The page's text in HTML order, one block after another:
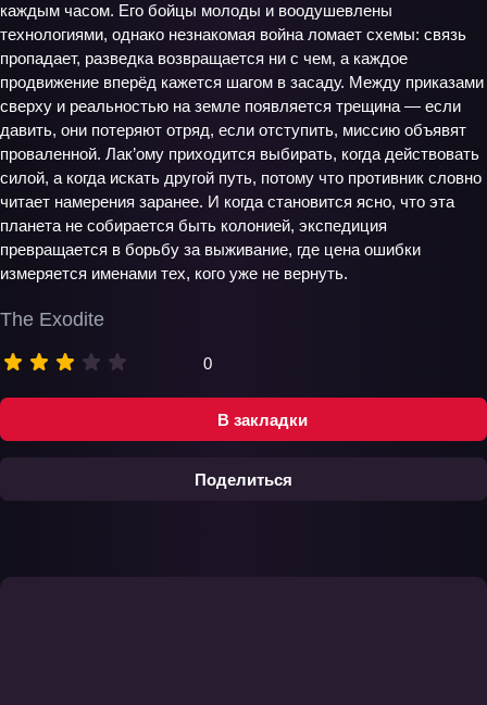
В закладки
Поделиться
The Exodite
0
каждым часом. Его бойцы молоды и воодушевлены
технологиями, однако незнакомая война ломает схемы: связь
пропадает, разведка возвращается ни с чем, а каждое
продвижение вперёд кажется шагом в засаду. Между приказами
сверху и реальностью на земле появляется трещина — если
давить, они потеряют отряд, если отступить, миссию объявят
проваленной. Лак’ому приходится выбирать, когда действовать
силой, а когда искать другой путь, потому что противник словно
читает намерения заранее. И когда становится ясно, что эта
планета не собирается быть колонией, экспедиция
превращается в борьбу за выживание, где цена ошибки
измеряется именами тех, кого уже не вернуть.